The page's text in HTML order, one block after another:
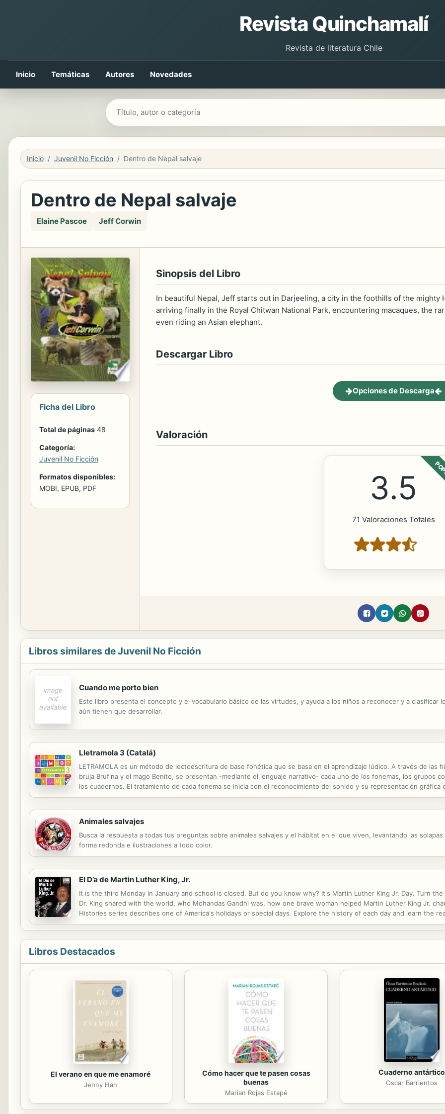
Revista Quinchamalí
Revista de literatura Chile
Inicio Temáticas Autores Novedades
Buscar libros
Inicio Juvenil No Ficción Dentro de Nepal salvaje
Dentro de Nepal salvaje
Elaine Pascoe Jeff Corwin
Ficha del Libro
Total de páginas 48
Categoría:
Juvenil No Ficción
Formatos disponibles:
MOBI, EPUB, PDF
Sinopsis del Libro
In beautiful Nepal, Jeff starts out in Darjeeling, a city in the foothills of the mighty
arriving finally in the Royal Chitwan National Park, encountering macaques, the
even riding an Asian elephant.
Descargar Libro
Opciones de Descarga
Valoración
3.5
71 Valoraciones Totales
Libros similares de Juvenil No Ficción
Cuando me porto bien
Este libro presenta el concepto y el vocabulario básico de las virtudes, y ayuda a los niños a reconocer y a
aún tienen que desarrollar.
Lletramola 3 (Catalá)
LETRAMOLA es un método de lectoescritura de base fonética que se basa en el aprendizaje lúdico. A través de las
bruja Brufina y el mago Benito, se presentan -mediante el lenguaje narrativo- cada uno de los fonemas, los grupos
los cuadernos. El tratamiento de cada fonema se inicia con el reconocimiento del sonido y su representación gráfica
discriminación auditiva y visual. El método presenta una secuencia progresiva de los contenidos, se pasa del...
Animales salvajes
Busca la respuesta a todas tus preguntas sobre animales salvajes y el hábitat en el que viven, levantando las
forma redonda e ilustraciones a todo color.
El D’a de Martin Luther King, Jr.
It is the third Monday in January and school is closed. But do you know why? It's Martin Luther King Jr. Day. Turn
Dr. King shared with the world, who Mohandas Gandhi was, how one brave woman helped Martin Luther King Jr.
Histories series describes one of America's holidays or special days. Explore the history of each day and learn the
special meaning each day might have for you.
Libros Destacados
El verano en que me enamoré
Jenny Han
Cómo hacer que te pasen cosas
buenas
Marian Rojas Estapé
Cuaderno antártico
Oscar Barrientos